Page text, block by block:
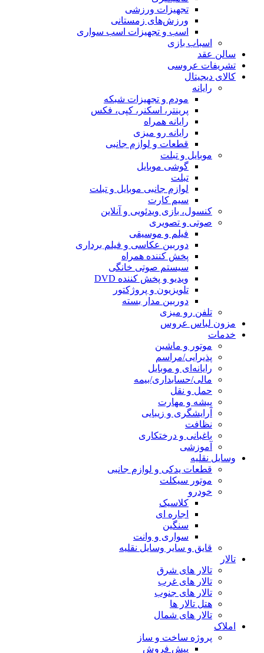
تجهیزات ورزشی
ورزش‌های زمستانی
اسب و تجهیزات اسب سواری
اسباب‌ بازی
سالن عقد
تشریفات عروسی
کالای دیجیتال
رایانه
مودم و تجهیزات شبکه
پرینتر، اسکنر، کپی، فکس
رایانه همراه
رایانه رو میزی
قطعات و لوازم جانبی
موبایل و تبلت
گوشی موبایل
تبلت
لوازم جانبی موبایل و تبلت
سیم کارت
کنسول، بازی‌ ویدئویی و آنلاین
صوتی و تصویری
فیلم و موسیقی
دوربین عکاسی و فیلم برداری
پخش کننده همراه
سیستم صوتی خانگی
ویدیو و پخش کننده DVD
تلویزیون و پروژکتور
دوربین مدار بسته
تلفن رو میزی
مزون لباس عروس
خدمات
موتور و ماشین
پذیرایی/مراسم
رایانه‌ای و موبایل
مالی/حسابداری/بیمه
حمل و نقل
پیشه و مهارت
آرایشگری و زیبایی
نظافت
باغبانی و درختکاری
آموزشی
وسایل نقلیه
قطعات یدکی و لوازم جانبی
موتور سیکلت
خودرو
کلاسیک
اجاره ای
سنگین
سواری و وانت
قایق و سایر وسایل نقلیه
تالار
تالار های شرق
تالار های غرب
تالار های جنوب
هتل تالار ها
تالار های شمال
املاک
پروژه ساخت و ساز
پیش فروش